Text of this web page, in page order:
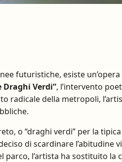
futuristiche, esiste un’opera
Draghi Verdi”, l’intervento
radicale della metropoli,
o “draghi verdi” per la
di scardinare l’abitudine
l’artista ha sostituito la